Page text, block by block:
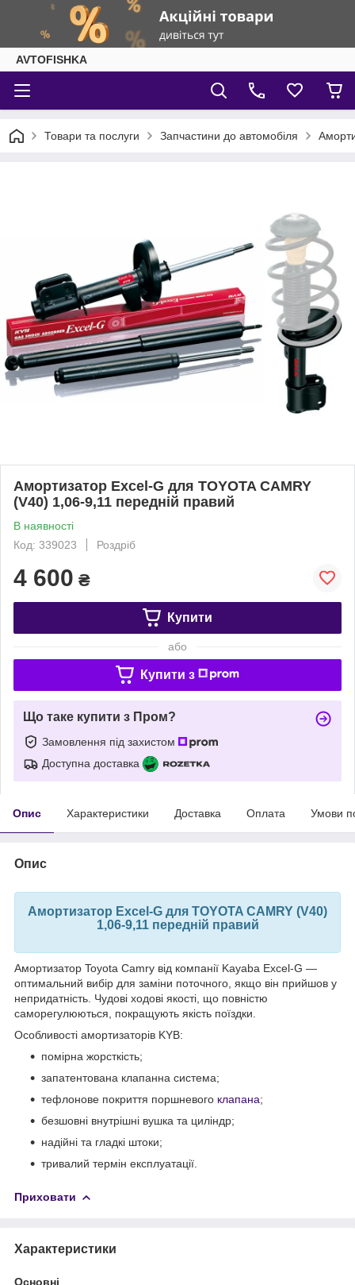
AVTOFISHKA
Товари та послуги Запчастини до автомобіля
Амортизатор Excel-G для TOYOTA CAMRY
(V40) 1,06-9,11 передній правий
В наявності
Код: 339023
Роздріб
4 600 ₴
Купити
або
Купити з
Що таке купити з Пром?
Замовлення під захистом
Доступна доставка
Опис Характеристики Доставка Оплата Умови
Опис
Амортизатор Excel-G для TOYOTA CAMRY (V40)
1,06-9,11 передній правий
Амортизатор Toyota Camry від компанії Kayaba Excel-G —
оптимальний вибір для заміни поточного, якщо він прийшов у
непридатність. Чудові ходові якості, що повністю
саморегулюються, покращують якість поїздки.
Особливості амортизаторів KYB:
помірна жорсткість;
запатентована клапанна система;
тефлонове покриття поршневого клапана;
безшовні внутрішні вушка та циліндр;
надійні та гладкі штоки;
тривалий термін експлуатації.
Приховати
Характеристики
Основні